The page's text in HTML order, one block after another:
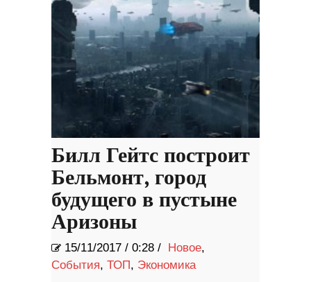
Билл Гейтс построит
Бельмонт, город
будущего в пустыне
Аризоны
15/11/2017 / 0:28 / Новое,
События, ТОП, Экономика